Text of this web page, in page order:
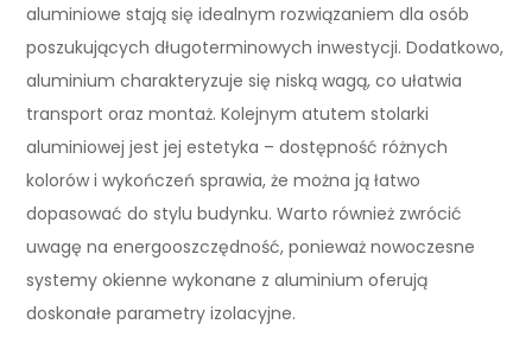
aluminiowe stają się idealnym rozwiązaniem dla osób
poszukujących długoterminowych inwestycji. Dodatkowo,
aluminium charakteryzuje się niską wagą, co ułatwia
transport oraz montaż. Kolejnym atutem stolarki
aluminiowej jest jej estetyka – dostępność różnych
kolorów i wykończeń sprawia, że można ją łatwo
dopasować do stylu budynku. Warto również zwrócić
uwagę na energooszczędność, ponieważ nowoczesne
systemy okienne wykonane z aluminium oferują
doskonałe parametry izolacyjne.